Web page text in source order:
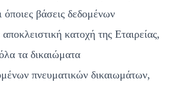
όποιες βάσεις δεδομένων
κατοχή της Εταιρείας,
τα δικαιώματα
πνευματικών δικαιωμάτων,